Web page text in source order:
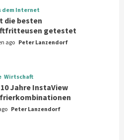
Heißluftfritteusen
und Miele
und Umsatz im
dem Internet
die besten
getestet
ago Peter Lanzendorf
Wirtschaft
Jahre InstaView
Peter Lanzendorf